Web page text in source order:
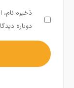
ذخیره
دوباره